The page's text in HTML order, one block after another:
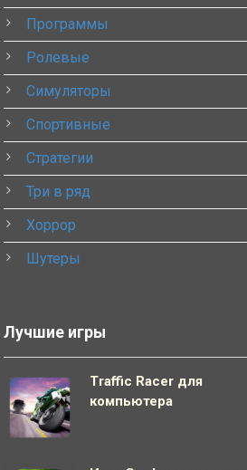
Программы
Ролевые
Симуляторы
Спортивные
Стратегии
Три в ряд
Хоррор
Шутеры
Лучшие игры
Traffic Racer для
компьютера